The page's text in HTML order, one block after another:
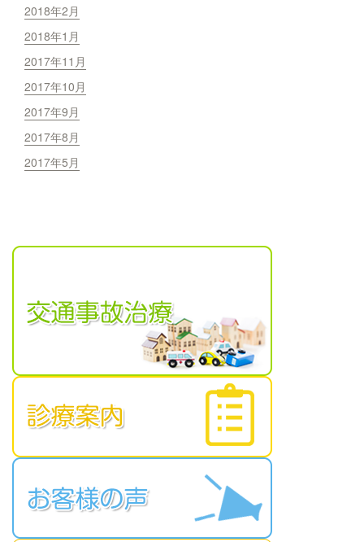
2018年2月
2018年1月
2017年11月
2017年10月
2017年9月
2017年8月
2017年5月